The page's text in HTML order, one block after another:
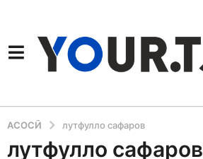
АСОСӢ лутфулло сафаров
лутфулло сафаров